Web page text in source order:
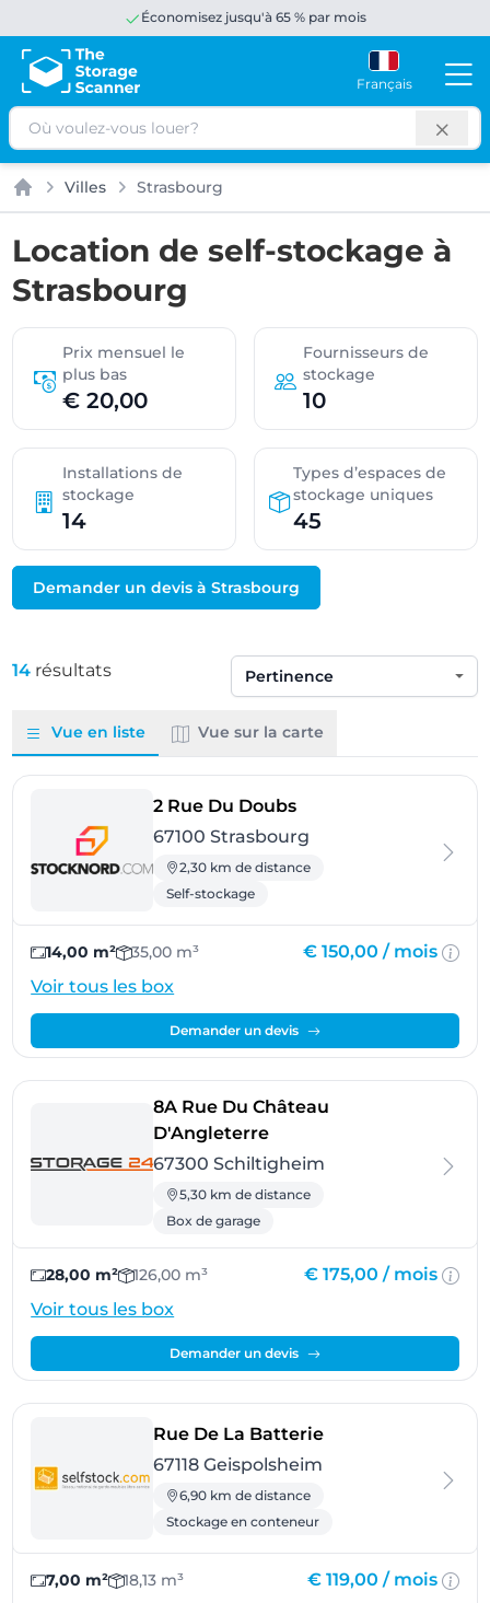
Économisez jusqu'à 65 % par mois
Français
Rechercher
Accueil
Villes Strasbourg
Location de self-stockage à
Strasbourg
Prix mensuel le
plus bas
€ 20,00
Fournisseurs de
stockage
10
Installations de
stockage
14
Types d’espaces de
stockage uniques
45
Demander un devis à Strasbourg
14 résultats
Trier par
Vue en liste Vue sur la carte
2 Rue Du Doubs- Strasbourg
67100 Strasbourg
2,30 km de distance
Self-stockage
14,00 m² 35,00 m³ € 150,00 / mois
Voir tous les box
Demander un devis
8A Rue Du Château
D'Angleterre- Schiltigheim
67300 Schiltigheim
5,30 km de distance
Box de garage
28,00 m² 126,00 m³ € 175,00 / mois
Voir tous les box
Demander un devis
Rue De La Batterie- Geispolsheim
67118 Geispolsheim
6,90 km de distance
Stockage en conteneur
7,00 m² 18,13 m³ € 119,00 / mois